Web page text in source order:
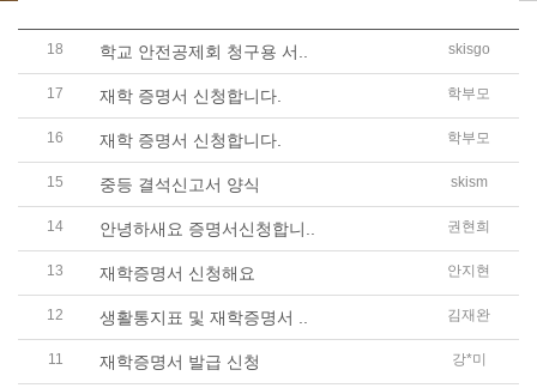
18 학교 안전공제회 청구용 서.. skisgo
17 재학 증명서 신청합니다. 학부모
16 재학 증명서 신청합니다. 학부모
15 중등 결석신고서 양식 skism
14 안녕하새요 증명서신청합니.. 권현희
13 재학증명서 신청해요 안지현
12 생활통지표 및 재학증명서 .. 김재완
11 재학증명서 발급 신청 강*미